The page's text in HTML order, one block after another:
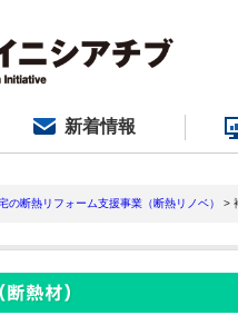
新着情報
の断熱リフォーム支援事業（断熱リノベ） >